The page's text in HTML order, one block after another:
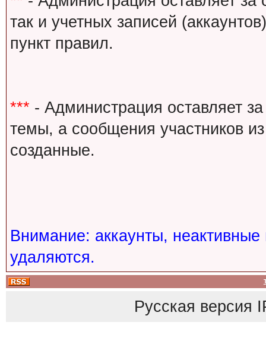
так и учетных записей
пункт правил.
*** - Администрация оставляет
темы, а сообщения участников
созданные.
Внимание: аккаунты,
удаляются.
Русская версия